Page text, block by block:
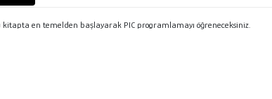
en temelden başlayarak PIC programlamayı öğreneceksiniz.